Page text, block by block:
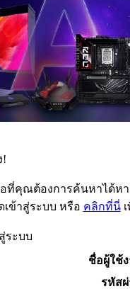
!
ที่คุณต้องการค้นหาได้ห
เข้าสู่ระบบ หรือ คลิกที่นี่เ
ระบบ
ชื่อผู้ใช้
รหัส